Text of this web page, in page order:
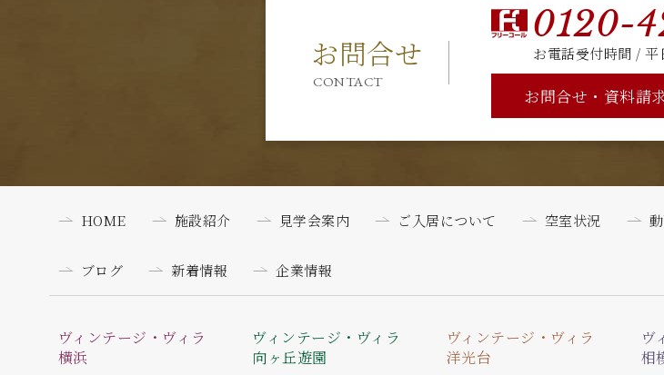
お問合せ
CONTACT
0120-
お電話受付時間 /
お問合せ・資料請
HOME 施設紹介 見学会案内 ご入居について 空室状況
ブログ 新着情報 企業情報
ヴィンテージ・ヴィラ
横浜
ヴィンテージ・ヴィラ
向ヶ丘遊園
ヴィンテージ・ヴィラ
洋光台
ヴ
相